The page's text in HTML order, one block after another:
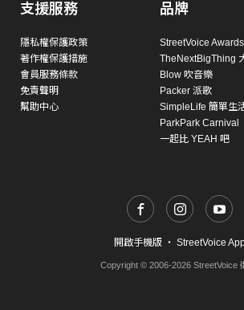
支援服務
隱私權保護政策
著作權保護措施
會員服務條款
免責聲明
幫助中心
品牌
StreetVoice
TheNextBigThing
Blow 吹音樂
Packer 派歌
SimpleLife 簡單生
ParkPark Carnival
一起比 YEAH 吧
開啟手機版 ・ StreetVoice
Copyright © 2006-2026 StreetVoice